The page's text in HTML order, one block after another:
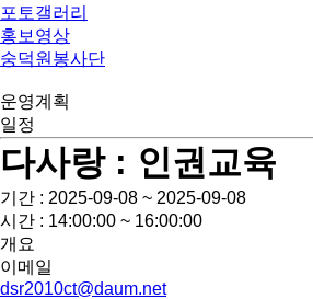
포토갤러리
홍보영상
숭덕원봉사단
운영계획
일정
다사랑 : 인권교육
기간 : 2025-09-08 ~ 2025-09-08
시간 : 14:00:00 ~ 16:00:00
개요
이메일
dsr2010ct@daum.net